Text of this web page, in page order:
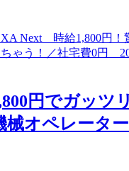
円でガッツ
械オペレータ